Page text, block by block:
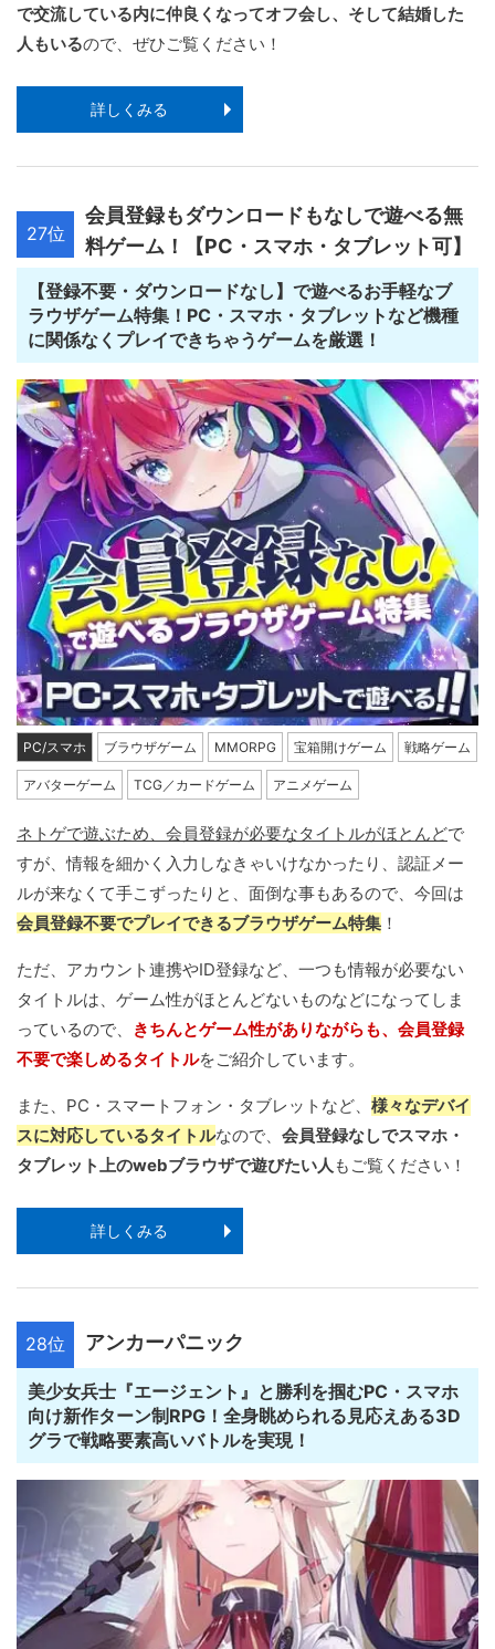
で交流している内に仲良くなってオフ会し、そして結婚した
人もいるので、ぜひご覧ください！
詳しくみる
27位
会員登録もダウンロードもなしで遊べる無
料ゲーム！【PC・スマホ・タブレット可】
【登録不要・ダウンロードなし】で遊べるお手軽なブ
ラウザゲーム特集！PC・スマホ・タブレットなど機種
に関係なくプレイできちゃうゲームを厳選！
PC/スマホ ブラウザゲーム MMORPG 宝箱開けゲーム 戦略ゲーム
アバターゲーム TCG／カードゲーム アニメゲーム
ネトゲで遊ぶため、会員登録が必要なタイトルがほとんどで
すが、情報を細かく入力しなきゃいけなかったり、認証メー
ルが来なくて手こずったりと、面倒な事もあるので、今回は
会員登録不要でプレイできるブラウザゲーム特集 ！
ただ、アカウント連携やID登録など、一つも情報が必要ない
タイトルは、ゲーム性がほとんどないものなどになってしま
っているので、
きちんとゲーム性がありながらも、会員登録
不要で楽しめるタイトルをご紹介しています。
また、PC・スマートフォン・タブレットなど、 様々なデバイ
スに対応しているタイトルなので、 会員登録なしでスマホ・
タブレット上のwebブラウザで遊びたい人 もご覧ください！
詳しくみる
28位 アンカーパニック
美少女兵士『エージェント』と勝利を掴むPC・スマホ
向け新作ターン制RPG！全身眺められる見応えある3D
グラで戦略要素高いバトルを実現！